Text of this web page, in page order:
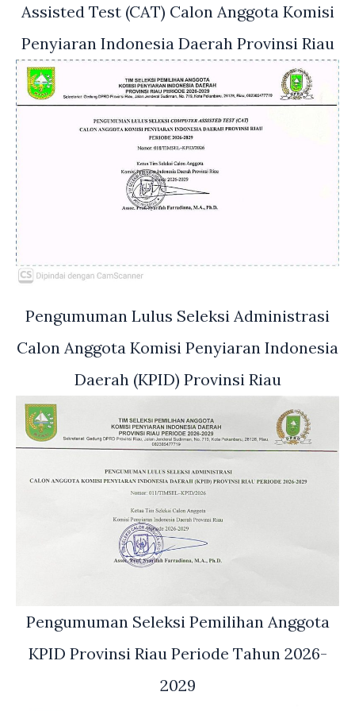
Assisted Test (CAT) Calon Anggota Komisi
Penyiaran Indonesia Daerah Provinsi Riau
Pengumuman Lulus Seleksi Administrasi
Calon Anggota Komisi Penyiaran Indonesia
Daerah (KPID) Provinsi Riau
Pengumuman Seleksi Pemilihan Anggota
KPID Provinsi Riau Periode Tahun 2026-
2029